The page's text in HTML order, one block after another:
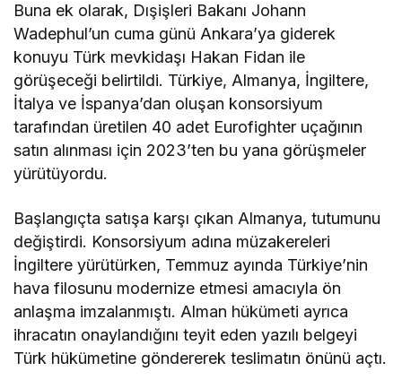
Buna ek olarak, Dışişleri Bakanı Johann
Wadephul’un cuma günü Ankara’ya giderek
konuyu Türk mevkidaşı Hakan Fidan ile
görüşeceği belirtildi. Türkiye, Almanya, İngiltere,
İtalya ve İspanya’dan oluşan konsorsiyum
tarafından üretilen 40 adet Eurofighter uçağının
satın alınması için 2023’ten bu yana görüşmeler
yürütüyordu.
Başlangıçta satışa karşı çıkan Almanya, tutumunu
değiştirdi. Konsorsiyum adına müzakereleri
İngiltere yürütürken, Temmuz ayında Türkiye’nin
hava filosunu modernize etmesi amacıyla ön
anlaşma imzalanmıştı. Alman hükümeti ayrıca
ihracatın onaylandığını teyit eden yazılı belgeyi
Türk hükümetine göndererek teslimatın önünü açtı.